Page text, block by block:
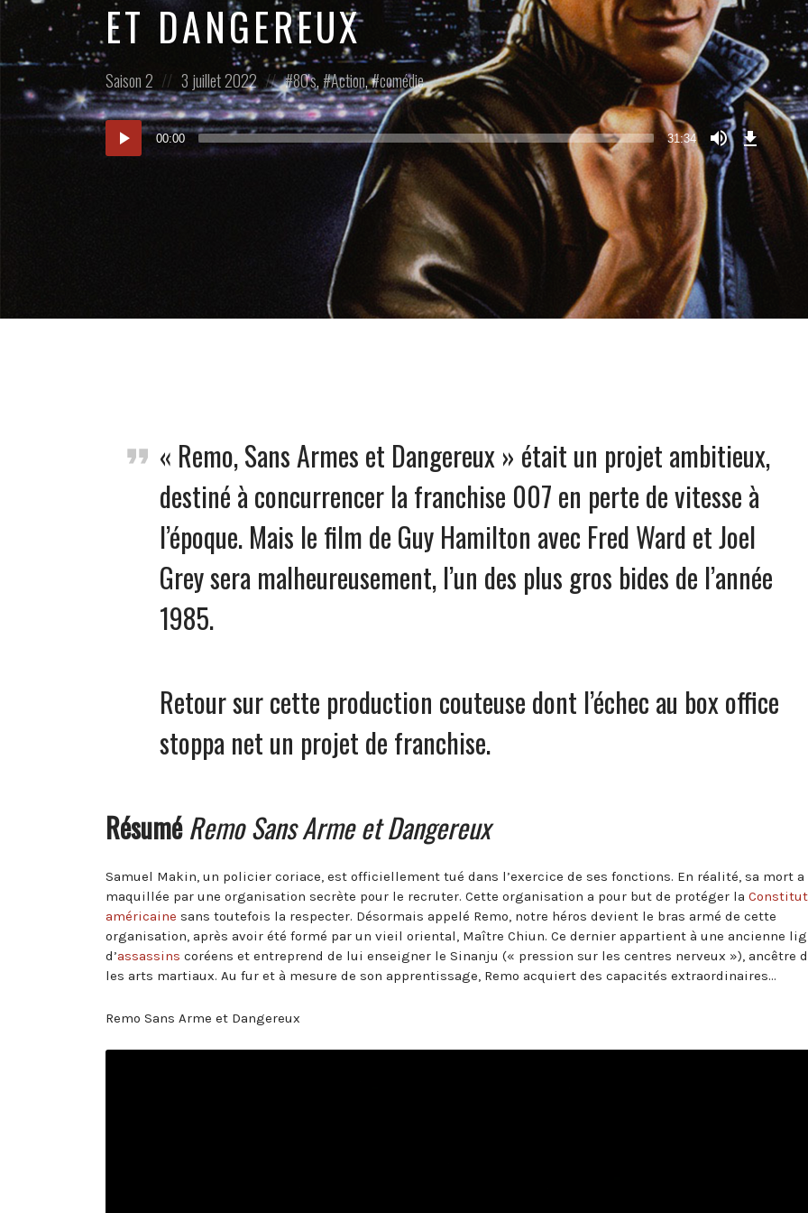
ET DANGEREUX
Posted
in:
Saison 2
Posted
on
3 juillet 2022
Posted
in:
80's, Action, comédie
Lecteur
audio
00:00 31:34
l’Épisode
MB)
« Remo, Sans Armes et Dangereux » était un projet ambitieux,
destiné à concurrencer la franchise 007 en perte de vitesse à
l’époque. Mais le film de Guy Hamilton avec Fred Ward et Joel
Grey sera malheureusement, l’un des plus gros bides de l’année
1985.
Retour sur cette production couteuse dont l’échec au box office
stoppa net un projet de franchise.
Résumé Remo Sans Arme et Dangereux
Samuel Makin, un policier coriace, est officiellement tué dans l’exercice de ses fonctions. En réalité, sa mort a
maquillée par une organisation secrète pour le recruter. Cette organisation a pour but de protéger la
américaine sans toutefois la respecter. Désormais appelé Remo, notre héros devient le bras armé de cette
organisation, après avoir été formé par un vieil oriental, Maître Chiun. Ce dernier appartient à une ancienne
d’assassins coréens et entreprend de lui enseigner le Sinanju (« pression sur les centres nerveux »), ancêtre
les arts martiaux. Au fur et à mesure de son apprentissage, Remo acquiert des capacités extraordinaires…
Remo Sans Arme et Dangereux